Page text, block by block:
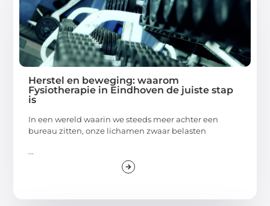
Herstel en beweging: waarom
Fysiotherapie in Eindhoven de juiste stap
is
In een wereld waarin we steeds meer achter een
bureau zitten, onze lichamen zwaar belasten
...